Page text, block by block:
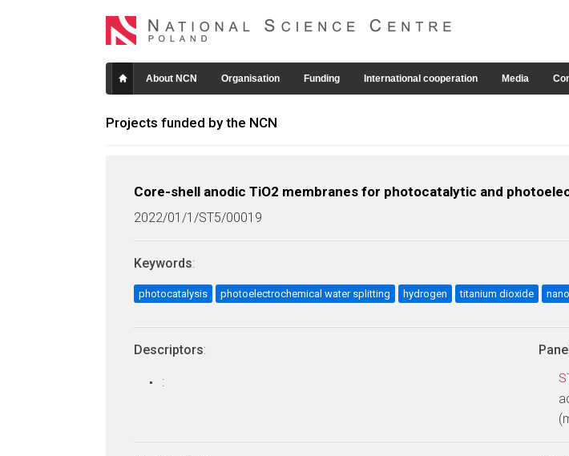
About NCN Organisation Funding International cooperation Media
Projects funded by the NCN
Core-shell anodic TiO2 membranes for photocatalytic and
2022/01/1/ST5/00019
Keywords:
photocatalysis photoelectrochemical water splitting hydrogen titanium dioxide
Descriptors:
: